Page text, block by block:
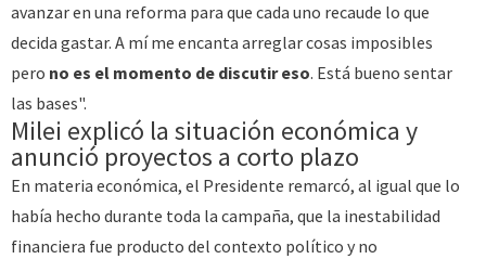
avanzar en una reforma para que cada uno recaude lo que
decida gastar. A mí me encanta arreglar cosas imposibles
pero no es el momento de discutir eso. Está bueno sentar
las bases".
Milei explicó la situación económica y
anunció proyectos a corto plazo
En materia económica, el Presidente remarcó, al igual que lo
había hecho durante toda la campaña, que la inestabilidad
financiera fue producto del contexto político y no